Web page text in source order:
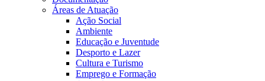
Áreas de Atuação
Ação Social
Ambiente
Educação e Juventude
Desporto e Lazer
Cultura e Turismo
Emprego e Formação